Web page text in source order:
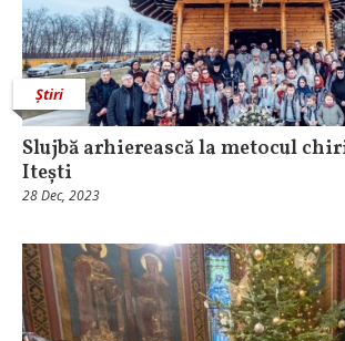
Știri
Slujbă arhierească la metocul
Itești
28 Dec, 2023